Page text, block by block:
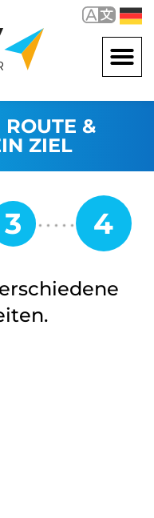
ROUTE &
ZIEL